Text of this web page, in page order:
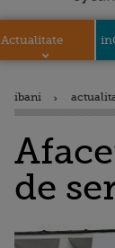
Actualitate
ibani
de